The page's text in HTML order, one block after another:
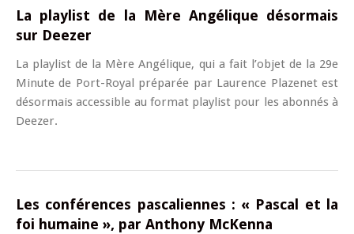
La playlist de la Mère Angélique désormais
sur Deezer
La playlist de la Mère Angélique, qui a fait l’objet de la 29e
Minute de Port-Royal préparée par Laurence Plazenet est
désormais accessible au format playlist pour les abonnés à
Deezer.
Les conférences pascaliennes : « Pascal et la
foi humaine », par Anthony McKenna